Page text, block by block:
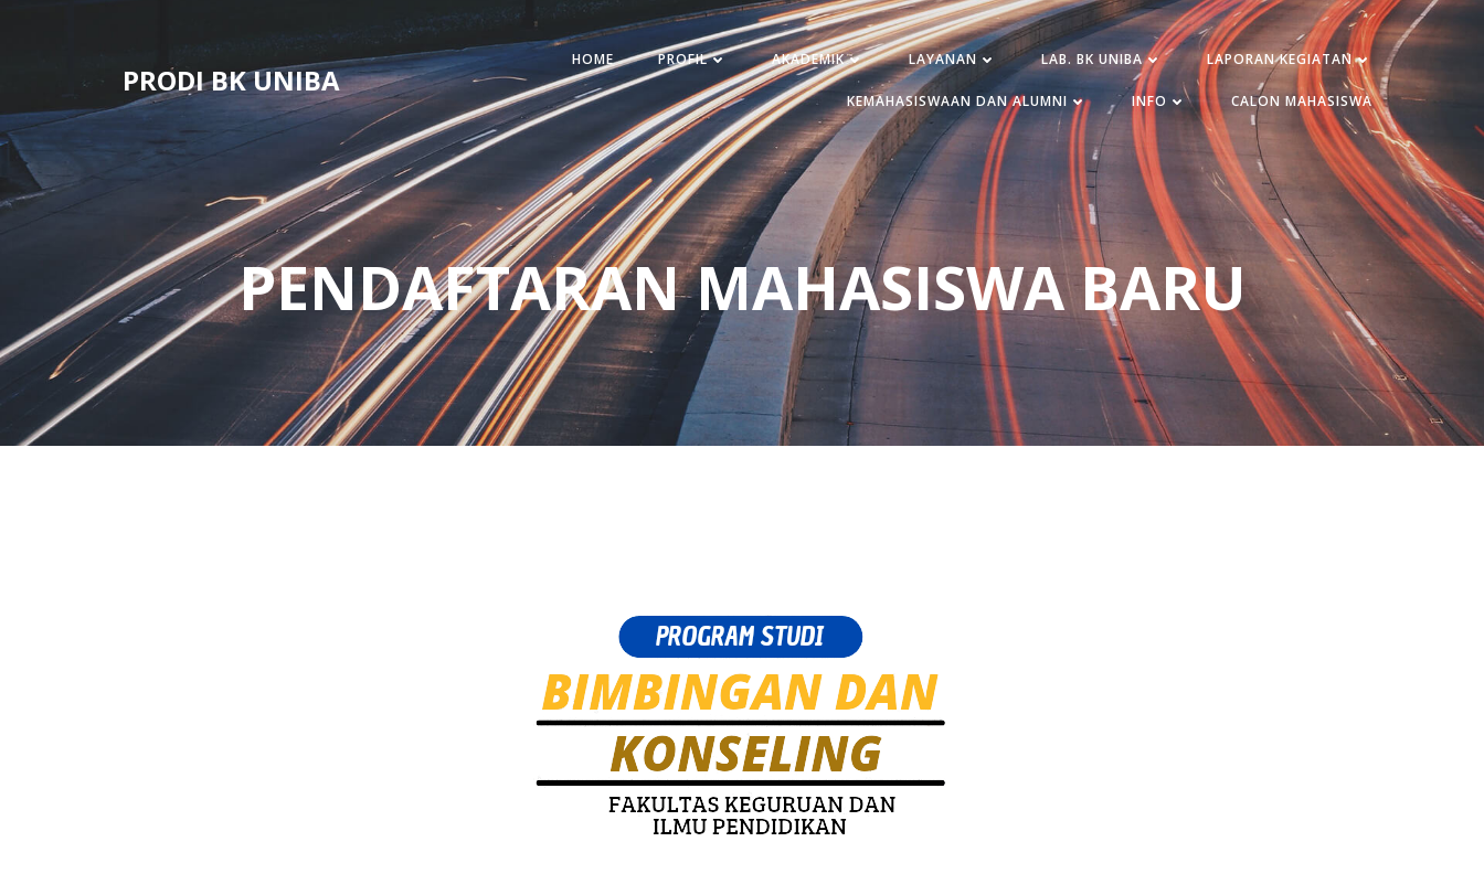
PRODI BK UNIBA
HOME PROFIL AKADEMIK LAYANAN LAB. BK UNIBA LAPORAN KEGIATAN
KEMAHASISWAAN DAN ALUMNI INFO CALON MAHASISWA
PENDAFTARAN MAHASISWA BARU